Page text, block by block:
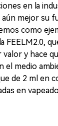
en la
mejor su
como
FEELM2.0,
valor y hace
el medio
de 2 ml en
en